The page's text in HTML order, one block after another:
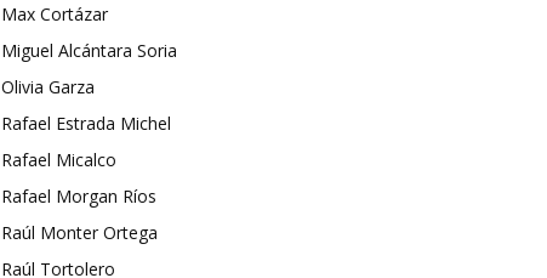
Max Cortázar
Miguel Alcántara Soria
Olivia Garza
Rafael Estrada Michel
Rafael Micalco
Rafael Morgan Ríos
Raúl Monter Ortega
Raúl Tortolero